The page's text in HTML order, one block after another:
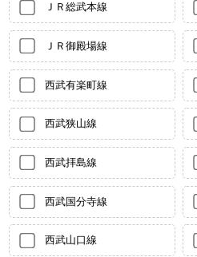
ＪＲ総武本線
ＪＲ御殿場線
西武有楽町線
西武狭山線
西武拝島線
西武国分寺線
西武山口線